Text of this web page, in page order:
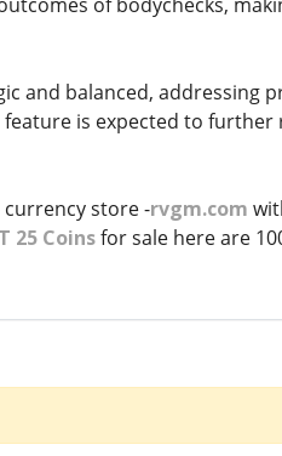
and balanced, addressing
is expected to
store -rvgm.com
25 Coinsfor sale here are